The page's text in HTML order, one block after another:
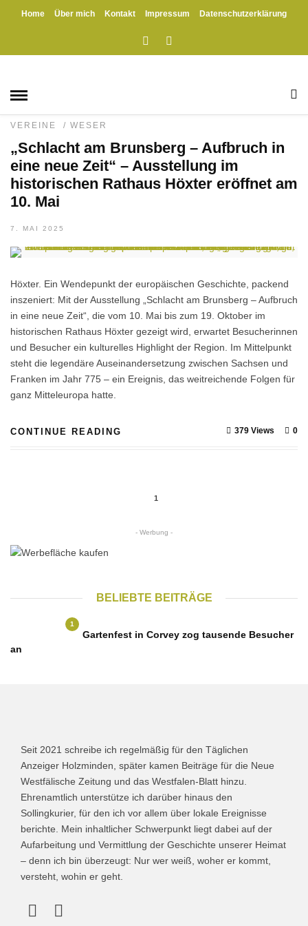
Home Über mich Kontakt Impressum
Datenschutzerklärung
Karl der Große
GESCHICHTE
VEREINE
/ WESER
„Schlacht am Brunsberg – Aufbruch in
eine neue Zeit“ – Ausstellung im
historischen Rathaus Höxter eröffnet am
10. Mai
7. MAI 2025
Höxter. Ein Wendepunkt der europäischen Geschichte, packend
inszeniert: Mit der Ausstellung „Schlacht am Brunsberg – Aufbruch
in eine neue Zeit“, die vom 10. Mai bis zum 19. Oktober im
historischen Rathaus Höxter gezeigt wird, erwartet Besucherinnen
und Besucher ein kulturelles Highlight der Region. Im Mittelpunkt
steht die legendäre Auseinandersetzung zwischen Sachsen und
Franken im Jahr 775 – ein Ereignis, das weitreichende Folgen für
ganz Mitteleuropa hatte.
CONTINUE READING 0
379 Views
1
- Werbung -
BELIEBTE BEITRÄGE
1
Gartenfest in Corvey zog tausende Besucher
an
Seit 2021 schreibe ich regelmäßig für den Täglichen
Anzeiger Holzminden, später kamen Beiträge für die Neue
Westfälische Zeitung und das Westfalen-Blatt hinzu.
Ehrenamtlich unterstütze ich darüber hinaus den
Sollingkurier, für den ich vor allem über lokale Ereignisse
berichte. Mein inhaltlicher Schwerpunkt liegt dabei auf der
Aufarbeitung und Vermittlung der Geschichte unserer Heimat
– denn ich bin überzeugt: Nur wer weiß, woher er kommt,
versteht, wohin er geht.